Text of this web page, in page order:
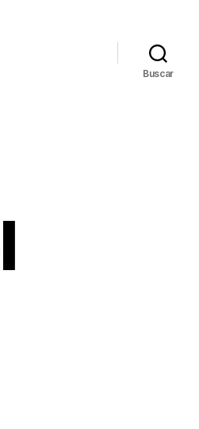
Buscar